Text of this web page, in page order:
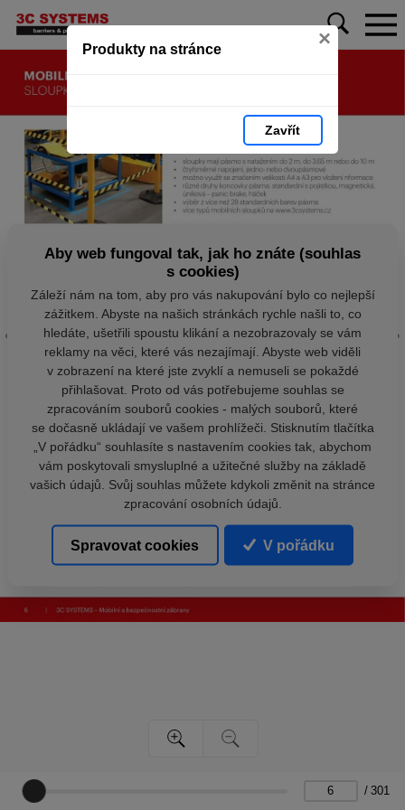
Produkty na stránce ×
Zavřít
/ 301
Aby web fungoval tak, jak ho znáte (souhlas
s cookies)
Záleží nám na tom, aby pro vás nakupování bylo co nejlepší
zážitkem. Abyste na našich stránkách rychle našli to, co
hledáte, ušetřili spoustu klikání a nezobrazovaly se vám
reklamy na věci, které vás nezajímají. Abyste web viděli
v zobrazení na které jste zvyklí a nemuseli se pokaždé
přihlašovat. Proto od vás potřebujeme souhlas se
zpracováním souborů cookies - malých souborů, které
se dočasně ukládají ve vašem prohlížeči. Stisknutím tlačítka
„V pořádku“ souhlasíte s nastavením cookies tak, abychom
vám poskytovali smysluplné a užitečné služby na základě
vašich údajů. Svůj souhlas můžete kdykoli změnit na stránce
zpracování osobních údajů.
Spravovat cookies V pořádku